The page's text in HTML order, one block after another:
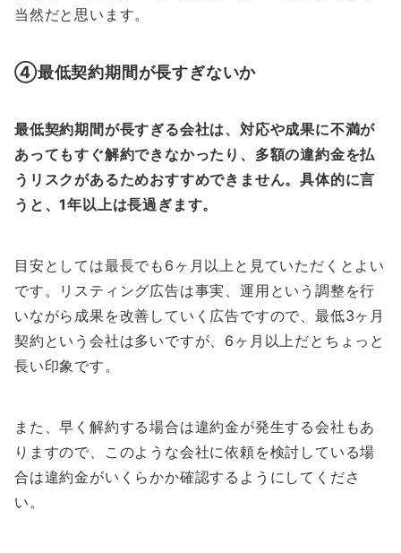
当然だと思います。
④最低契約期間が長すぎないか
最低契約期間が長すぎる会社は、対応や成果に不満が
あってもすぐ解約できなかったり、多額の違約金を払
うリスクがあるためおすすめできません。具体的に言
うと、1年以上は長過ぎます。
目安としては最長でも6ヶ月以上と見ていただくとよい
です。リスティング広告は事実、運用という調整を行
いながら成果を改善していく広告ですので、最低3ヶ月
契約という会社は多いですが、6ヶ月以上だとちょっと
長い印象です。
また、早く解約する場合は違約金が発生する会社もあ
りますので、このような会社に依頼を検討している場
合は違約金がいくらかか確認するようにしてくださ
い。